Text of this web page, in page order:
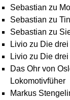
Sebastian zu
Sebastian zu
Sebastian zu
Livio zu Die
Livio zu Die
Das Ohr von
Lokomotivfüher
Markus